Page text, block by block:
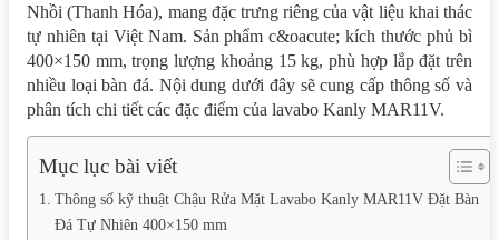
Nhồi (Thanh Hóa), mang đặc trưng riêng của vật liệu khai thác
tự nhiên tại Việt Nam. Sản phẩm c&oacute; kích thước phủ bì
400×150 mm, trọng lượng khoảng 15 kg, phù hợp lắp đặt trên
nhiều loại bàn đá. Nội dung dưới đây sẽ cung cấp thông số và
phân tích chi tiết các đặc điểm của lavabo Kanly MAR11V.
Mục lục bài viết
Thông số kỹ thuật Chậu Rửa Mặt Lavabo Kanly MAR11V Đặt Bàn
Đá Tự Nhiên 400×150 mm